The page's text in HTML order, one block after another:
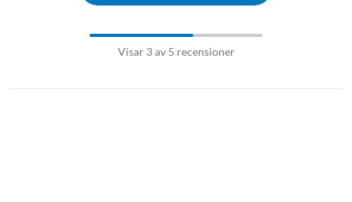
Visar 3 av 5 recensioner